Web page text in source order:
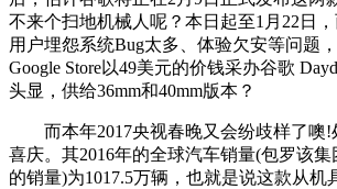
不来个扫地机械人呢？本日起至1月22日
用户埋怨系统Bug太多、体验欠安等问题
Google Store以49美元的价钱采办谷歌
头显，供给36mm和40mm版本？
而本年2017央视春晚又会纷歧样了噢!
喜庆。其2016年的全球汽车销量(包罗该
的销量)为1017.5万辆，也就是说这款从机